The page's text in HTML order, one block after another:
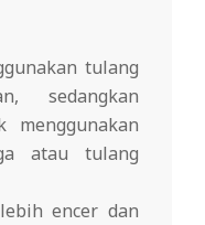
tulang
sedangkan
menggunakan
atau tulang
encer dan